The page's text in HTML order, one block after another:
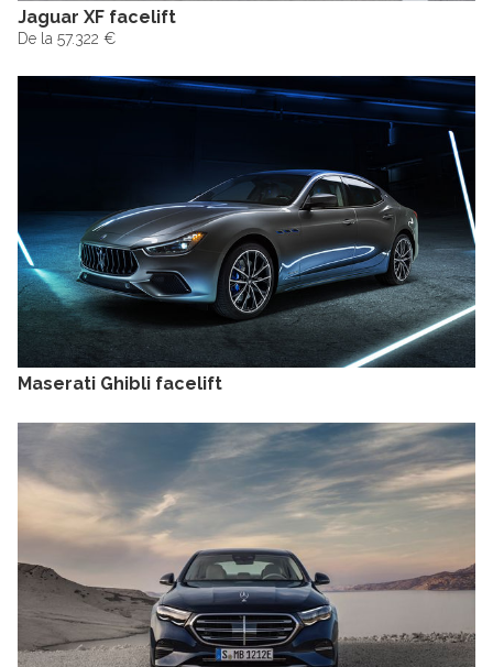
Jaguar XF facelift
De la 57.322 €
Maserati Ghibli facelift